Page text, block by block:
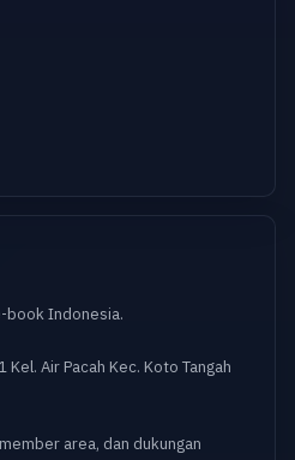
book Indonesia.
Kel. Air Pacah Kec. Koto Tangah
area, dan dukungan